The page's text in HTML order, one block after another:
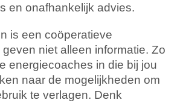
en onafhankelijk advies.
is een coöperatieve
niet alleen informatie. Zo
energiecoaches in die bij jou
naar de mogelijkheden om
te verlagen. Denk